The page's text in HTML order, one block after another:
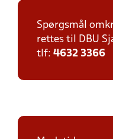
Spørgsmål
rettes til DBU
tlf: 4632 3366